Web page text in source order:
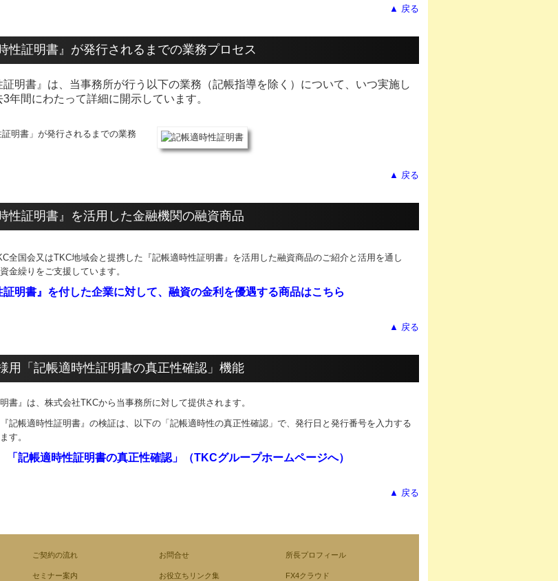
▲ 戻る
性証明書』が発行されるまでの業務プロセス
証明書』は、当事務所が行う以下の業務（記帳指導を除く）について、いつ実施し
年間にわたって詳細に開示しています。
▲ 戻る
性証明書』を活用した金融機関の融資商品
全国会又はTKC地域会と提携した『記帳適時性証明書 』 を活用した融資商品のご紹介と活用を通し
金繰りをご支援しています。
証明書』を付した企業に対して、 融資の金利を優遇する商品はこちら
▲ 戻る
用「記帳適時性証明書の真正性確認」機能
書』 は、株式会社TKCから当事務所に対して提供されます。
記帳適時性証明書 』 の検証は、以下の「記帳適時性の真正性確認」 で、発行日と発行番号を入力する
す。
「記帳適時性証明書の真正性確認」（TKCグループホームページへ）
▲ 戻る
ご契約の流れ お問合せ 所長プロフィール
セミナー案内 お役立ちリンク集 FX4クラウド